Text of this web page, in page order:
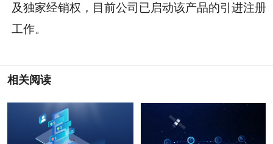
及独家经销权，目前公司已启动该产品的引进注册
工作。
相关阅读